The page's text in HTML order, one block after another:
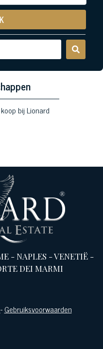
bij Lionard
-NAPLES -VENETIË-
DEI MARMI
-Gebruiksvoorwaarden